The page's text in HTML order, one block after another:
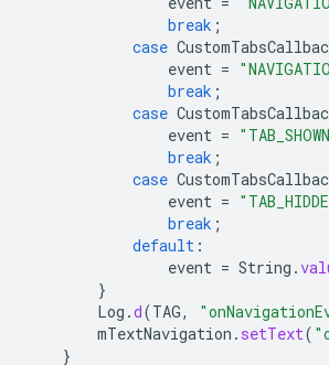
break ;
case
event =
break ;
case
event =
break ;
case
event =
break ;
default :
event = String .
}
Log .d(TAG,
mTextNavigation . setText(
}